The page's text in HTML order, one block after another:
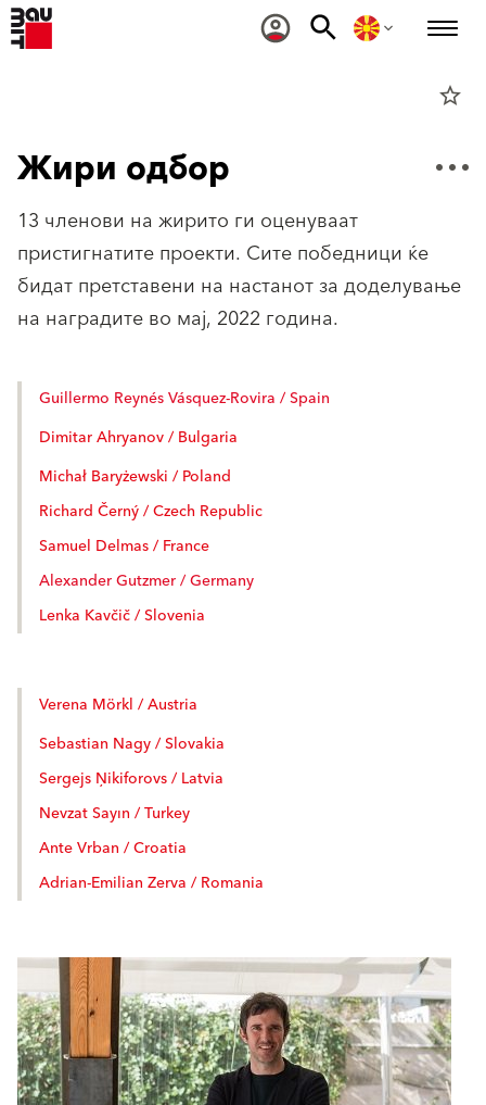
star_border
Жири одбор
13 членови на жирито ги оценуваат
пристигнатите проекти. Сите победници ќе
бидат претставени на настанот за доделување
на наградите во мај, 2022 година.
Guillermo Reynés Vásquez-Rovira / Spain
Dimitar Ahryanov / Bulgaria
Michał Baryżewski / Poland
Richard Černý / Czech Republic
Samuel Delmas / France
Alexander Gutzmer / Germany
Lenka Kavčič / Slovenia
Verena Mörkl / Austria
Sebastian Nagy / Slovakia
Sergejs Ņikiforovs / Latvia
Nevzat Sayın / Turkey
Ante Vrban / Croatia
Adrian-Emilian Zerva / Romania